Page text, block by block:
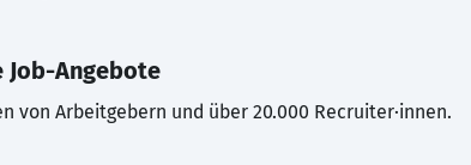
Job-Angebote
von Arbeitgebern und über 20.000 Recruiter·innen.